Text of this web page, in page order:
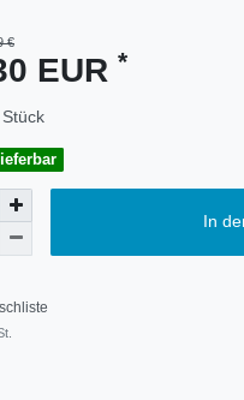
€
EUR *
Stück
In